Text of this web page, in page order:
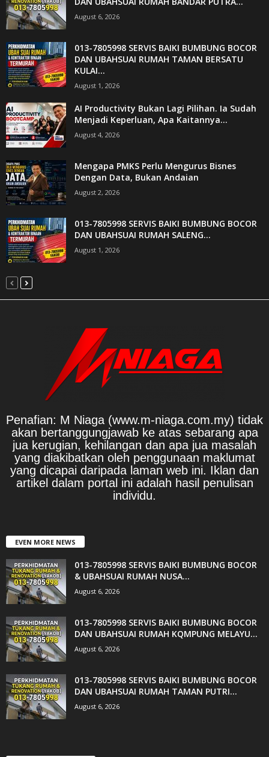
August 6, 2026
013-7805998 SERVIS BAIKI BUMBUNG BOCOR
DAN UBAHSUAI RUMAH TAMAN BERSATU
KULAI...
August 1, 2026
AI Productivity Bukan Lagi Pilihan. Ia Sudah
Menjadi Keperluan, Apa Kaitannya...
August 4, 2026
Mengapa PMKS Perlu Mengurus Bisnes
Dengan Data, Bukan Andaian
August 2, 2026
013-7805998 SERVIS BAIKI BUMBUNG BOCOR
DAN UBAHSUAI RUMAH SALENG...
August 1, 2026
Penafian: M Niaga (www.m-niaga.com.my) tidak
akan bertanggungjawab ke atas sebarang apa
jua kerugian, kehilangan dan apa jua masalah
yang diakibatkan oleh penggunaan maklumat
yang dicapai daripada laman web ini. Iklan dan
artikel dalam portal ini adalah hasil penulisan
individu.
EVEN MORE NEWS
013-7805998 SERVIS BAIKI BUMBUNG BOCOR
& UBAHSUAI RUMAH NUSA...
August 6, 2026
013-7805998 SERVIS BAIKI BUMBUNG BOCOR
DAN UBAHSUAI RUMAH KQMPUNG MELAYU...
August 6, 2026
013-7805998 SERVIS BAIKI BUMBUNG BOCOR
DAN UBAHSUAI RUMAH TAMAN PUTRI...
August 6, 2026